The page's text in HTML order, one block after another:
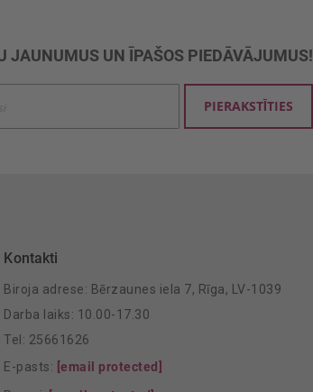
JAUNUMUS UN ĪPAŠOS PIEDĀVĀJUMUS!
PIERAKSTĪTIES
Kontakti
Biroja adrese: Bērzaunes iela 7, Rīga, LV-1039
Darba laiks: 10.00-17.30
Tel: 25661626
E-pasts: [email protected]